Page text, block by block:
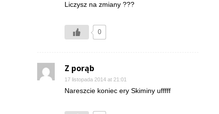
Liczysz na zmiany ???
0
Z porąb
17 listopada 2014 at 21:01
Nareszcie koniec ery Skiminy ufffff